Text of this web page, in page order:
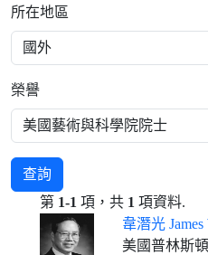
所在地區
榮譽
查詢
第 1-1 項，共 1 項資料.
韋潛光 James
美國普林斯